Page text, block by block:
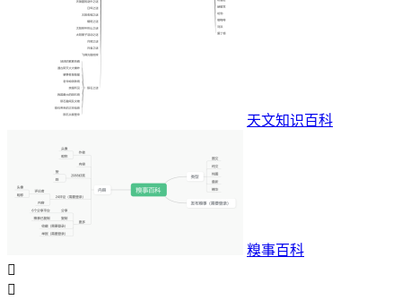
天文知识百科
糗事百科

